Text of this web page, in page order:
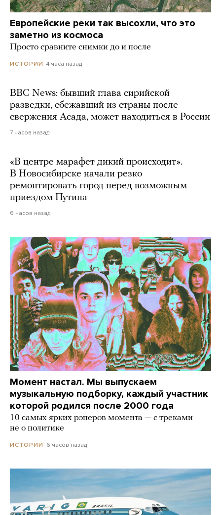
Европейские реки так высохли, что это
заметно из космоса
Просто сравните снимки до и после
ИСТОРИИ 4 часа назад
BBC News: бывший глава сирийской
разведки, сбежавший из страны после
свержения Асада, может находиться в России
7 часов назад
«В центре марафет дикий происходит».
В Новосибирске начали резко
ремонтировать город перед возможным
приездом Путина
6 часов назад
Момент настал. Мы выпускаем
музыкальную подборку, каждый участник
которой родился после 2000 года
10 самых ярких рэперов момента — с треками
не о политике
ИСТОРИИ 6 часов назад